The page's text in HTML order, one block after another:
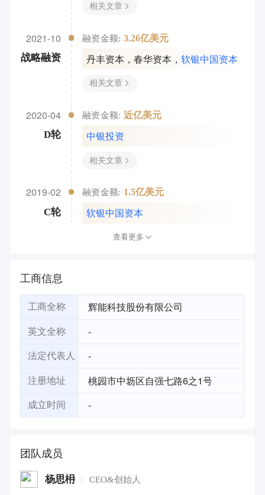
相关文章
2021-10
战略融资
融资金额: 3.26亿美元
丹丰资本 ，春华资本 ，软银中国资本
相关文章
2020-04
D轮
融资金额: 近亿美元
中银投资
相关文章
2019-02
C轮
融资金额: 1.5亿美元
软银中国资本
查看更多
工商信息
工商全称 辉能科技股份有限公司
英文全称 -
法定代表人 -
注册地址 桃园市中坜区自强七路6之1号
成立时间 -
团队成员
杨思枏 CEO&创始人